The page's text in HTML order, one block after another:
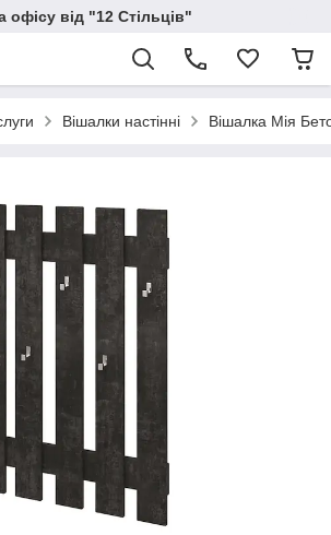
офісу від "12 Стільців"
Вішалки настінні Вішалка Мія